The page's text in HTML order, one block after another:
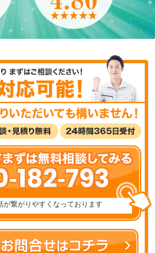
182-793
が繋がりやすくなっております